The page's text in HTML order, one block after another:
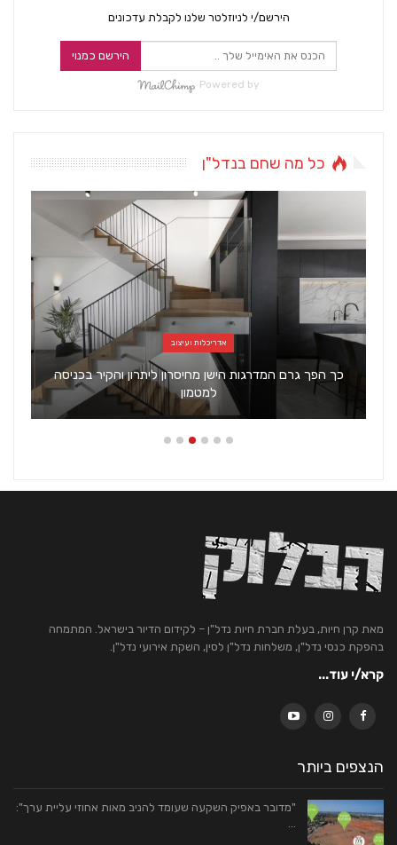
הירשם/י לניוזלטר שלנו לקבלת עדכונים
הירשם כמנוי
Powered by
כל מה שחם בנדל"ן
אדריכלות ועיצוב
כך הפך גרם המדרגות הישן מחיסרון ליתרון והקיר בכניסה
למטמון
מאת קרן חיות, בעלת חברת חיות נדל"ן – לקידום הדיור בישראל. המתמחה
בהפקת כנסי נדל"ן, משלחות נדל"ן לסין, השקת אירועי נדל"ן.
קרא/י עוד...
הנצפים ביותר
"מדובר באפיק השקעה שעומד להניב מאות אחוזי עליית ערך":
…